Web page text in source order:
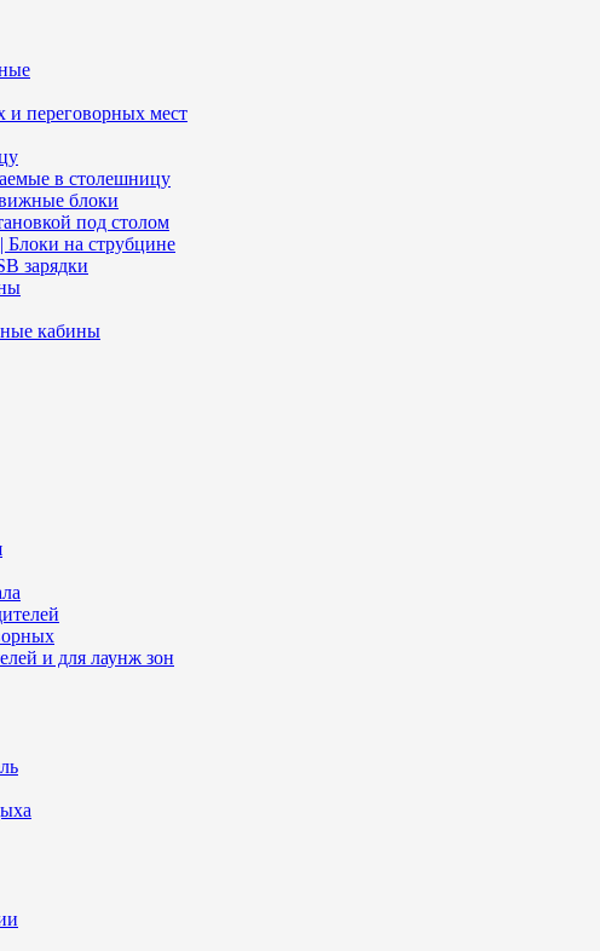
и переговорных мест
в столешницу
блоки
под столом
Блоки на струбцине
зарядки
кабины
и для лаунж зон